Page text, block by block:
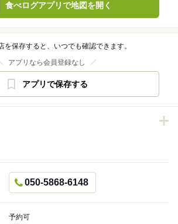
食べログアプリで地図を開く
を保存すると、いつでも確認できます。
アプリなら会員登録なし
アプリで保存する
050-5868-6148
予約可